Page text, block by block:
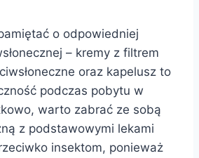
o odpowiedniej
– kremy z filtrem
oraz kapelusz to
podczas pobytu w
warto zabrać ze sobą
z podstawowymi lekami
insektom, ponieważ